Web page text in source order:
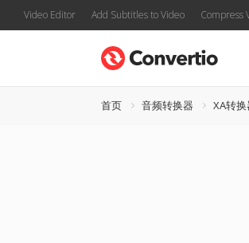
Video Editor Add Subtitles to Video Compress
首页 音频转换器 XA转换